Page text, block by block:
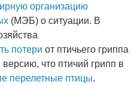
организацию
(МЭБ) о ситуации. В
потери от птичьего гриппа
что птичий грипп в
перелетные птицы.